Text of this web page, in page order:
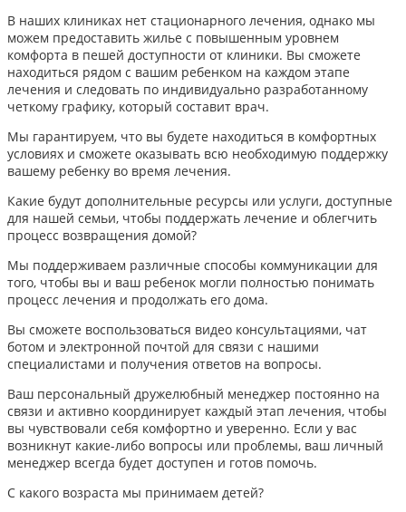
В наших клиниках нет стационарного лечения, однако мы
можем предоставить жилье с повышенным уровнем
комфорта в пешей доступности от клиники. Вы сможете
находиться рядом с вашим ребенком на каждом этапе
лечения и следовать по индивидуально разработанному
четкому графику, который составит врач.
Мы гарантируем, что вы будете находиться в комфортных
условиях и сможете оказывать всю необходимую поддержку
вашему ребенку во время лечения.
Какие будут дополнительные ресурсы или услуги, доступные
для нашей семьи, чтобы поддержать лечение и облегчить
процесс возвращения домой?
Мы поддерживаем различные способы коммуникации для
того, чтобы вы и ваш ребенок могли полностью понимать
процесс лечения и продолжать его дома.
Вы сможете воспользоваться видео консультациями, чат
ботом и электронной почтой для связи с нашими
специалистами и получения ответов на вопросы.
Ваш персональный дружелюбный менеджер постоянно на
связи и активно координирует каждый этап лечения, чтобы
вы чувствовали себя комфортно и уверенно. Если у вас
возникнут какие-либо вопросы или проблемы, ваш личный
менеджер всегда будет доступен и готов помочь.
С какого возраста мы принимаем детей?